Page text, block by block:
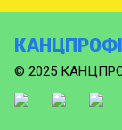
КАНЦПРОФІ
© 2025